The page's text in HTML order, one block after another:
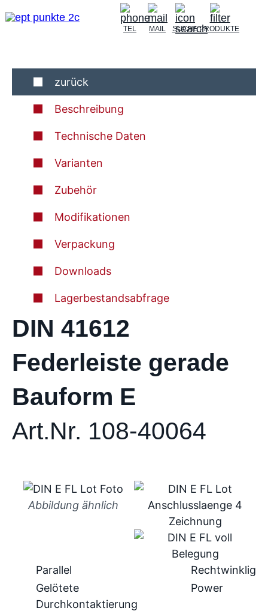
TEL MAIL SUCHEPRODUKTE
zurück
Beschreibung
Technische Daten
Varianten
Zubehör
Modifikationen
Verpackung
Downloads
Lagerbestandsabfrage
DIN 41612
Federleiste gerade
Bauform E
Art.Nr. 108-40064
Abbildung ähnlich
Parallel
Rechtwinklig
Gelötete
Durchkontaktierung
Power